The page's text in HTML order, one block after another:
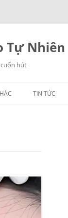
Tự Nhiên
hút
KHÁC
TIN TỨC